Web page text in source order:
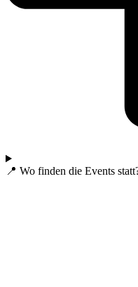
📍 Wo finden die Events